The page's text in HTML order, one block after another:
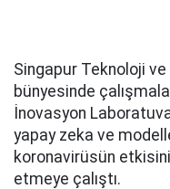
Singapur Teknoloji
bünyesinde
İnovasyon
yapay zeka ve
koronavirüsün
etmeye çalıştı.